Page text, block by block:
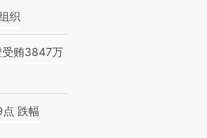
织
受贿3847万
跌幅